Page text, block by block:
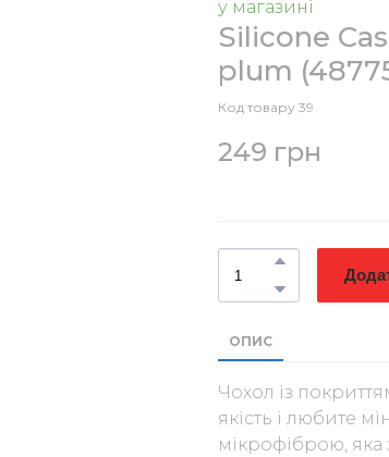
у магазині
Silicone
plum
Код товару 39
249 грн
ОПИС
Чохол із
якість і любите
мікрофіброю, яка